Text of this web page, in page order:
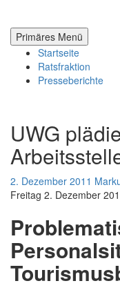
springen
Primäres Menü
Startseite
Ratsfraktion
Presseberichte
UWG
2. Dezember 2011
Freitag 2. Dezember